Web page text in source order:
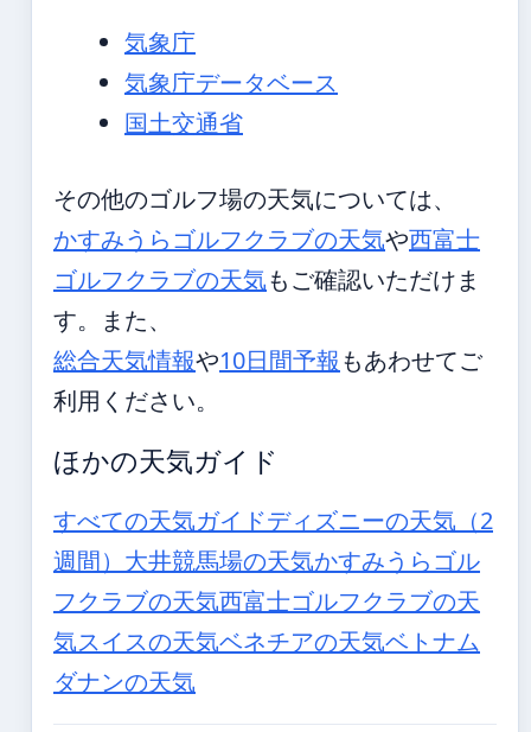
気象庁
気象庁データベース
国土交通省
その他のゴルフ場の天気については、
かすみうらゴルフクラブの天気や西富士
ゴルフクラブの天気もご確認いただけま
す。また、
総合天気情報や10日間予報もあわせてご
利用ください。
ほかの天気ガイド
すべての天気ガイドディズニーの天気（2
週間） 大井競馬場の天気かすみうらゴル
フクラブの天気西富士ゴルフクラブの天
気スイスの天気ベネチアの天気ベトナム
ダナンの天気